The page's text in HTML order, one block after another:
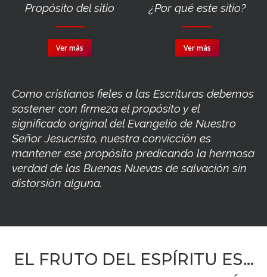
Propósito del sitio
Ver más
¿Por qué este sitio?
Ver más
Como cristianos fieles a las Escrituras debemos
sostener con firmeza el propósito y el
significado original del Evangelio de Nuestro
Señor Jesucristo, nuestra convicción es
mantener ese propósito predicando la hermosa
verdad de las Buenas Nuevas de salvación sin
distorsión alguna.
EL FRUTO DEL ESPÍRITU ES…